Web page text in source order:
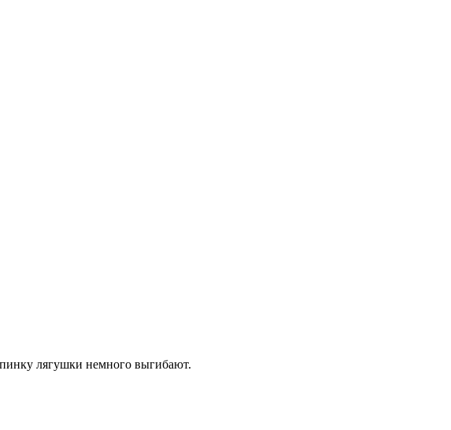
лягушки немного выгибают.